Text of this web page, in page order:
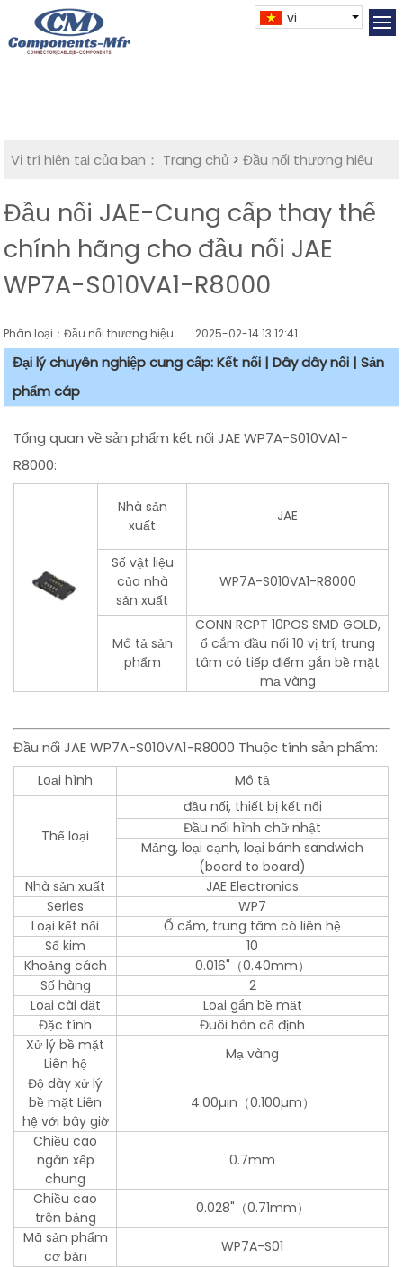
vi
Vị trí hiện tại của bạn： Trang chủ >Đầu nối thương hiệu
Đầu nối JAE-Cung cấp thay thế
chính hãng cho đầu nối JAE
WP7A-S010VA1-R8000
Phân loại：Đầu nối thương hiệu 2025-02-14 13:12:41
Đại lý chuyên nghiệp cung cấp: Kết nối | Dây dây nối | Sản
phẩm cáp
Tổng quan về sản phẩm kết nối JAE WP7A-S010VA1-
R8000:
Nhà sản
xuất
JAE
Số vật liệu
của nhà
sản xuất
WP7A-S010VA1-R8000
Mô tả sản
phẩm
CONN RCPT 10POS SMD GOLD,
ổ cắm đầu nối 10 vị trí, trung
tâm có tiếp điểm gắn bề mặt
mạ vàng
Đầu nối JAE WP7A-S010VA1-R8000 Thuộc tính sản phẩm:
Loại hình Mô tả
Thể loại
đầu nối, thiết bị kết nối
Đầu nối hình chữ nhật
Mảng, loại cạnh, loại bánh sandwich
(board to board)
Nhà sản xuất
JAE Electronics
Series
WP7
Loại kết nối
Ổ cắm, trung tâm có liên hệ
Số kim
10
Khoảng cách
0.016"（0.40mm）
Số hàng
2
Loại cài đặt
Loại gắn bề mặt
Đặc tính
Đuôi hàn cố định
Xử lý bề mặt
Liên hệ
Mạ vàng
Độ dày xử lý
bề mặt Liên
hệ với bây giờ
4.00µin（0.100µm）
Chiều cao
ngăn xếp
chung
0.7mm
Chiều cao
trên bảng
0.028"（0.71mm）
Mã sản phẩm
cơ bản
WP7A-S01